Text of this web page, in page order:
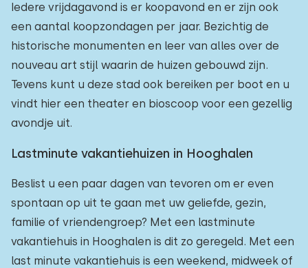
Iedere vrijdagavond is er koopavond en er zijn ook
een aantal koopzondagen per jaar. Bezichtig de
historische monumenten en leer van alles over de
nouveau art stijl waarin de huizen gebouwd zijn.
Tevens kunt u deze stad ook bereiken per boot en u
vindt hier een theater en bioscoop voor een gezellig
avondje uit.
Lastminute vakantiehuizen in Hooghalen
Beslist u een paar dagen van tevoren om er even
spontaan op uit te gaan met uw geliefde, gezin,
familie of vriendengroep? Met een lastminute
vakantiehuis in Hooghalen is dit zo geregeld. Met een
last minute vakantiehuis is een weekend, midweek of